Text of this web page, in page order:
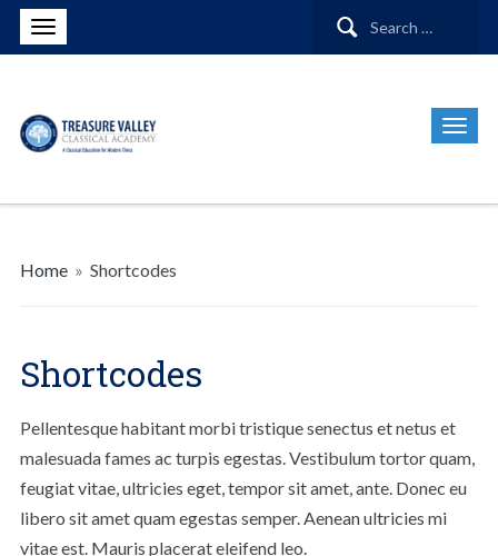
Search
Home » Shortcodes
Shortcodes
Pellentesque habitant morbi tristique senectus et netus et
malesuada fames ac turpis egestas. Vestibulum tortor quam,
feugiat vitae, ultricies eget, tempor sit amet, ante. Donec eu
libero sit amet quam egestas semper. Aenean ultricies mi
vitae est. Mauris placerat eleifend leo.